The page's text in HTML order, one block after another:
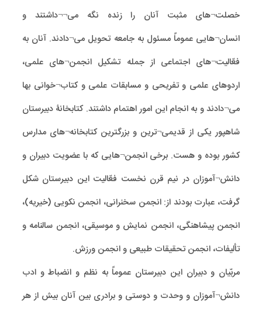
خصلت¬های مثبت آنان را زنده نگه می¬¬داشتند و
انسان¬هایی عموماً مسئول به جامعه تحویل می¬دادند. آنان به
فعّالیت¬های اجتماعی از جمله تشکیل انجمن¬های علمی،
اردوهای علمی و تفریحی و مسابقات علمی و کتاب¬خوانی بها
می¬دادند و به انجام این امور اهتمام داشتند. کتابخانۀ دبیرستان
شاهپور یکی از قدیمی¬ترین و بزرگترین کتابخانه¬های مدارس
کشور بوده و هست. برخی انجمن¬هایی که با عضویت دبیران و
دانش¬آموزان در نیم قرن نخست فعّالیت این دبیرستان شکل
گرفت، عبارت بودند از: انجمن سخنرانی، انجمن نکویی (خیریه)،
انجمن پیشاهنگی، انجمن نمایش و موسیقی، انجمن سالنامه و
تألیفات، انجمن تحقیقات طبیعی و انجمن ورزش.
مربّیان و دبیران این دبیرستان عموماً به نظم و انضباط و ادب
دانش¬آموزان و وحدت و دوستی و برادری بین آنان بیش از هر